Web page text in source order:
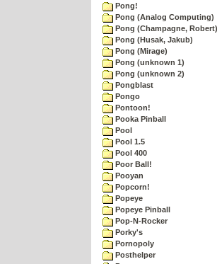
Pong!
Pong (Analog Computing)
Pong (Champagne, Robert)
Pong (Husak, Jakub)
Pong (Mirage)
Pong (unknown 1)
Pong (unknown 2)
Pongblast
Pongo
Pontoon!
Pooka Pinball
Pool
Pool 1.5
Pool 400
Poor Ball!
Pooyan
Popcorn!
Popeye
Popeye Pinball
Pop-N-Rocker
Porky's
Pornopoly
Posthelper